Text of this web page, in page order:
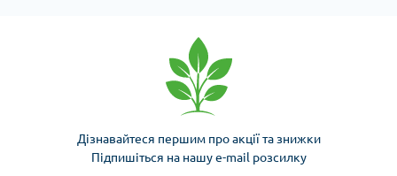
Дізнавайтеся першим про акції та знижки
Підпишіться на нашу e-mail розсилку